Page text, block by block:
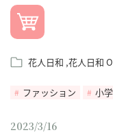
花人日和 花人日和
ファッション 小
2023/3/16